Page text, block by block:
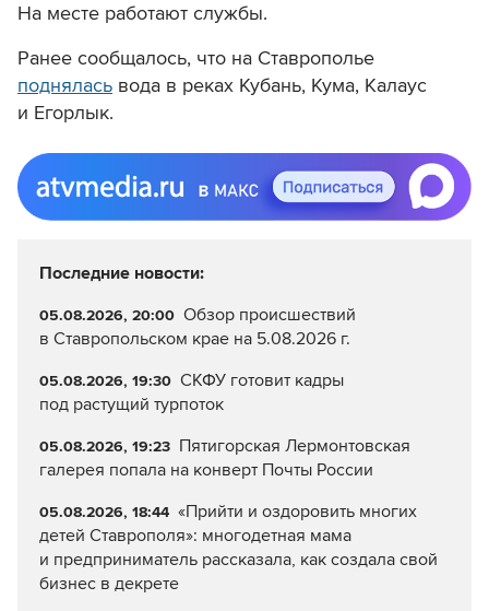
На месте работают службы.
Ранее сообщалось, что на Ставрополье
поднялась вода в реках Кубань, Кума, Калаус
и Егорлык.
Последние новости:
05.08.2026, 20:00 Обзор происшествий
в Ставропольском крае на 5.08.2026 г.
05.08.2026, 19:30 СКФУ готовит кадры
под растущий турпоток
05.08.2026, 19:23 Пятигорская Лермонтовская
галерея попала на конверт Почты России
05.08.2026, 18:44 «Прийти и оздоровить многих
детей Ставрополя»: многодетная мама
и предприниматель рассказала, как создала свой
бизнес в декрете